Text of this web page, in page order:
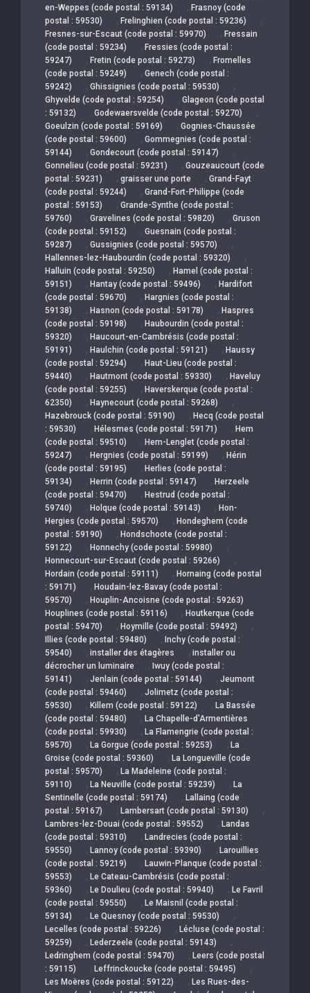
en-Weppes (code postal : 59134)
, Frasnoy (code
postal : 59530)
, Frelinghien (code postal : 59236) ,
Fresnes-sur-Escaut (code postal : 59970) , Fressain
(code postal : 59234)
, Fressies (code postal :
59247)
, Fretin (code postal : 59273) , Fromelles
(code postal : 59249)
, Genech (code postal :
59242)
, Ghissignies (code postal : 59530) ,
Ghyvelde (code postal : 59254) , Glageon (code postal
: 59132)
, Godewaersvelde (code postal : 59270) ,
Goeulzin (code postal : 59169) , Gognies-Chaussée
(code postal : 59600)
, Gommegnies (code postal :
59144)
, Gondecourt (code postal : 59147) ,
Gonnelieu (code postal : 59231) , Gouzeaucourt (code
postal : 59231)
, graisser une porte , Grand-Fayt
(code postal : 59244)
, Grand-Fort-Philippe (code
postal : 59153)
, Grande-Synthe (code postal :
59760)
, Gravelines (code postal : 59820) , Gruson
(code postal : 59152)
, Guesnain (code postal :
59287)
, Gussignies (code postal : 59570) ,
Hallennes-lez-Haubourdin (code postal : 59320) ,
Halluin (code postal : 59250) , Hamel (code postal :
59151)
, Hantay (code postal : 59496) , Hardifort
(code postal : 59670)
, Hargnies (code postal :
59138)
, Hasnon (code postal : 59178) , Haspres
(code postal : 59198)
, Haubourdin (code postal :
59320)
, Haucourt-en-Cambrésis (code postal :
59191)
, Haulchin (code postal : 59121) , Haussy
(code postal : 59294)
, Haut-Lieu (code postal :
59440)
, Hautmont (code postal : 59330) , Haveluy
(code postal : 59255)
, Haverskerque (code postal :
62350)
, Haynecourt (code postal : 59268) ,
Hazebrouck (code postal : 59190) , Hecq (code postal
: 59530)
, Hélesmes (code postal : 59171) , Hem
(code postal : 59510)
, Hem-Lenglet (code postal :
59247)
, Hergnies (code postal : 59199) , Hérin
(code postal : 59195)
, Herlies (code postal :
59134)
, Herrin (code postal : 59147) , Herzeele
(code postal : 59470)
, Hestrud (code postal :
59740)
, Holque (code postal : 59143) , Hon-
Hergies (code postal : 59570)
, Hondeghem (code
postal : 59190)
, Hondschoote (code postal :
59122)
, Honnechy (code postal : 59980) ,
Honnecourt-sur-Escaut (code postal : 59266) ,
Hordain (code postal : 59111) , Hornaing (code postal
: 59171)
, Houdain-lez-Bavay (code postal :
59570)
, Houplin-Ancoisne (code postal : 59263)
Houplines (code postal : 59116)
, Houtkerque (code
postal : 59470)
, Hoymille (code postal : 59492) ,
Illies (code postal : 59480) , Inchy (code postal :
59540)
, installer des étagères , installer ou
décrocher un luminaire
, Iwuy (code postal :
59141)
, Jenlain (code postal : 59144) , Jeumont
(code postal : 59460)
, Jolimetz (code postal :
59530)
, Killem (code postal : 59122) , La Bassée
(code postal : 59480)
, La Chapelle-d'Armentières
(code postal : 59930)
, La Flamengrie (code postal :
59570)
, La Gorgue (code postal : 59253) , La
Groise (code postal : 59360)
, La Longueville (code
postal : 59570)
, La Madeleine (code postal :
59110)
, La Neuville (code postal : 59239) , La
Sentinelle (code postal : 59174)
, Lallaing (code
postal : 59167)
, Lambersart (code postal : 59130) ,
Lambres-lez-Douai (code postal : 59552) , Landas
(code postal : 59310)
, Landrecies (code postal :
59550)
, Lannoy (code postal : 59390) , Larouillies
(code postal : 59219)
, Lauwin-Planque (code postal :
59553)
, Le Cateau-Cambrésis (code postal :
59360)
, Le Doulieu (code postal : 59940) , Le Favril
(code postal : 59550)
, Le Maisnil (code postal :
59134)
, Le Quesnoy (code postal : 59530) ,
Lecelles (code postal : 59226) , Lécluse (code postal :
59259)
, Lederzeele (code postal : 59143) ,
Ledringhem (code postal : 59470) , Leers (code postal
: 59115)
, Leffrinckoucke (code postal : 59495) ,
Les Moëres (code postal : 59122) , Les Rues-des-